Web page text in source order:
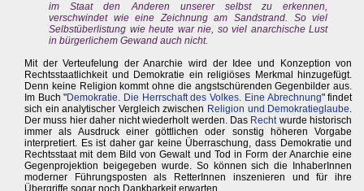
im Staat den Anderen unserer selbst zu erkennen,
verschwindet wie eine Zeichnung am Sandstrand. So viel
Selbstüberlistung wie heute war nie, so viel anarchische Lust
in bürgerlichem Gewand auch nicht.
Mit der Verteufelung der Anarchie wird der Idee und Konzeption von
Rechtsstaatlichkeit und Demokratie ein religiöses Merkmal hinzugefügt.
Denn keine Religion kommt ohne die angstschürenden Gegenbilder aus.
Im Buch "Demokratie. Die Herrschaft des Volkes. Eine Abrechnung" findet
sich ein analytischer Vergleich zwischen Religion und Demokratieglaube.
Der muss hier daher nicht wiederholt werden. Das Rechtwurde historisch
immer als Ausdruck einer göttlichen oder sonstig höheren Vorgabe
interpretiert. Es ist daher gar keine Überraschung, dass Demokratie und
Rechtsstaat mit dem Bild von Gewalt und Tod in Form der Anarchie eine
Gegenprojektion beigegeben wurde. So können sich die InhaberInnen
moderner Führungsposten als RetterInnen inszenieren und für ihre